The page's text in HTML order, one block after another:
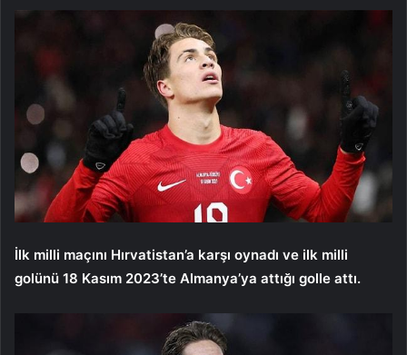
İlk milli maçını Hırvatistan’a karşı oynadı ve ilk milli
golünü 18 Kasım 2023’te Almanya’ya attığı golle attı.